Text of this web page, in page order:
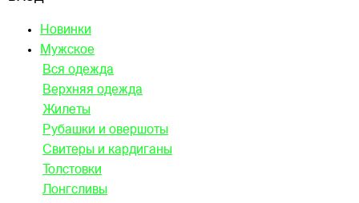
Новинки
Мужское
Вся одежда
Верхняя одежда
Жилеты
Рубашки и овершоты
Свитеры и кардиганы
Толстовки
Лонгсливы